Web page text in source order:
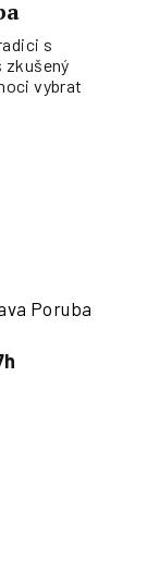
s
zkušený
vybrat
Poruba